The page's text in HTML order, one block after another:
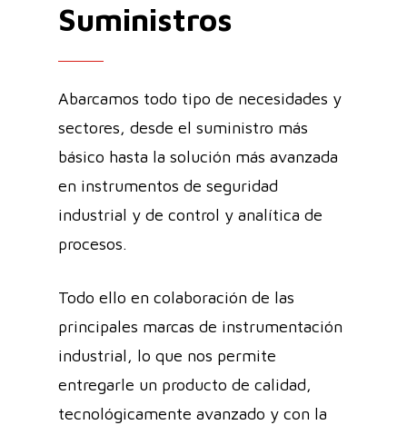
Suministros
Abarcamos todo tipo de necesidades y
sectores, desde el suministro más
básico hasta la solución más avanzada
en instrumentos de seguridad
industrial y de control y analítica de
procesos.
Todo ello en colaboración de las
principales marcas de instrumentación
industrial, lo que nos permite
entregarle un producto de calidad,
tecnológicamente avanzado y con la